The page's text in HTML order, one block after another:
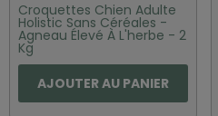
Croquettes Chien Adulte
Holistic Sans Céréales -
Agneau Élevé À L'herbe - 2
Kg
AJOUTER AU PANIER